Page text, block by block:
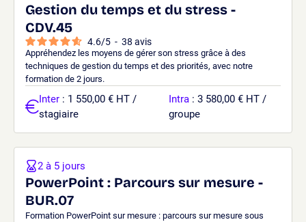
Gestion du temps et du stress -
CDV.45
4.6/5 - 38 avis
Appréhendez les moyens de gérer son stress grâce à des
techniques de gestion du temps et des priorités, avec notre
formation de 2 jours.
Inter : 1 550,00 € HT /
stagiaire
Intra : 3 580,00 € HT /
groupe
PowerPoint : Parcours sur mesure -
BUR.07
Formation PowerPoint sur mesure : parcours sur mesure sous
2 à 5 jours